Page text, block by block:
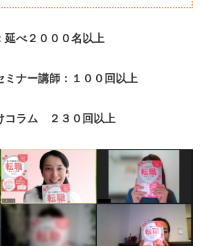
延べ２０００名以上
ミナー講師：１００回以上
コラム ２３０回以上